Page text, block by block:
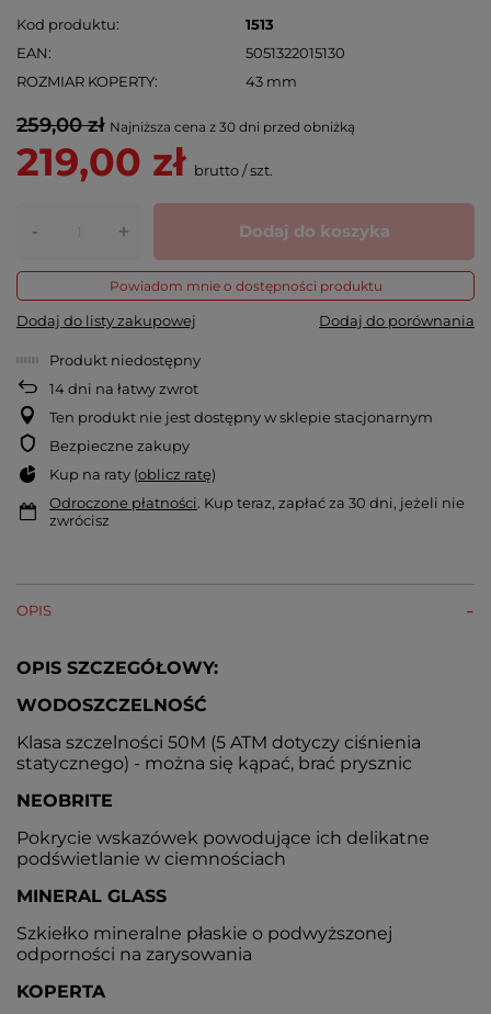
Kod produktu
1513
EAN
5051322015130
ROZMIAR KOPERTY
43 mm
259,00 zł Najniższa cena z 30 dni przed obniżką
219,00 zł brutto/szt.
- + Dodaj do koszyka
Powiadom mnie o dostępności produktu
Dodaj do listy zakupowej Dodaj do porównania
Produkt niedostępny
14dni na łatwy zwrot
Ten produkt nie jest dostępny w sklepie stacjonarnym
Bezpieczne zakupy
Kup na raty (oblicz ratę)
Odroczone płatności. Kup teraz, zapłać za 30 dni, jeżeli nie
zwrócisz
OPIS
OPIS SZCZEGÓŁOWY:
WODOSZCZELNOŚĆ
Klasa szczelności 50M (5 ATM dotyczy ciśnienia
statycznego) - można się kąpać, brać prysznic
NEOBRITE
Pokrycie wskazówek powodujące ich delikatne
podświetlanie w ciemnościach
MINERAL GLASS
Szkiełko mineralne płaskie o podwyższonej
odporności na zarysowania
KOPERTA